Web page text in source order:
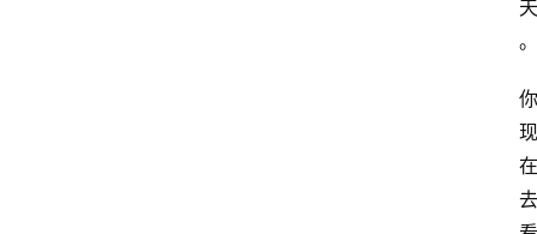
天
。
你
现
在
去